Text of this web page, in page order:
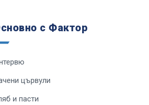
с Фактор
цървули
и пасти